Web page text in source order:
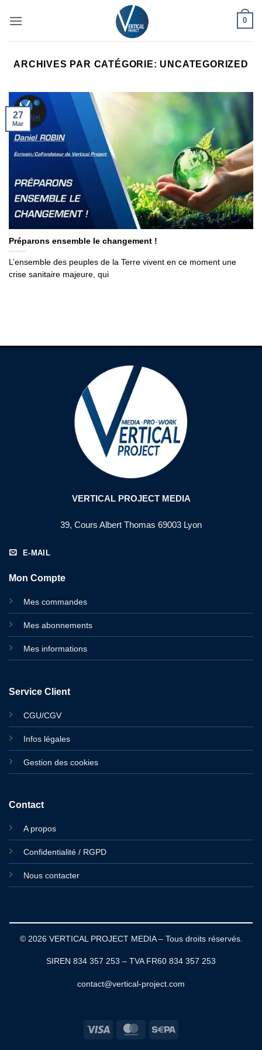
0
ARCHIVES PAR CATÉGORIE: UNCATEGORIZED
Préparons ensemble le changement !
L’ensemble des peuples de la Terre vivent en ce moment une
crise sanitaire majeure, qui
27
Mar
VERTICAL PROJECT MEDIA
39, Cours Albert Thomas 69003 Lyon
E-MAIL
Mon Compte
Mes commandes
Mes abonnements
Mes informations
Service Client
CGU/CGV
Infos légales
Gestion des cookies
Contact
A propos
Confidentialité / RGPD
Nous contacter
© 2026 VERTICAL PROJECT MEDIA – Tous droits réservés.
SIREN 834 357 253 – TVA FR60 834 357 253
contact@vertical-project.com
Visa MasterCard